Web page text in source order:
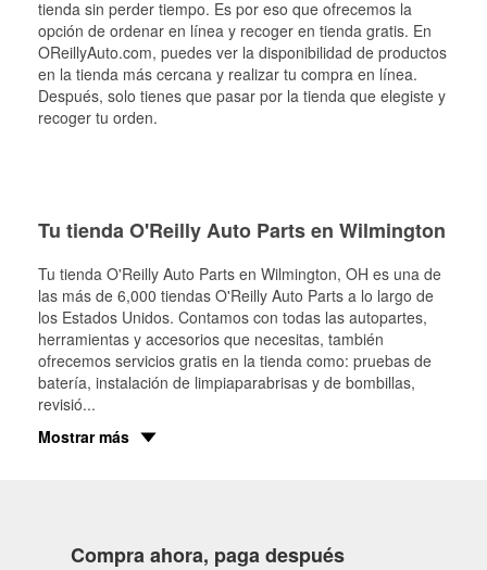
tienda sin perder tiempo. Es por eso que ofrecemos la
opción de ordenar en línea y recoger en tienda gratis. En
OReillyAuto.com, puedes ver la disponibilidad de productos
en la tienda más cercana y realizar tu compra en línea.
Después, solo tienes que pasar por la tienda que elegiste y
recoger tu orden.
Tu tienda O'Reilly Auto Parts en Wilmington
Tu tienda O'Reilly Auto Parts en Wilmington, OH es una de
las más de 6,000 tiendas O'Reilly Auto Parts a lo largo de
los Estados Unidos. Contamos con todas las autopartes,
herramientas y accesorios que necesitas, también
ofrecemos servicios gratis en la tienda como: pruebas de
batería, instalación de limpiaparabrisas y de bombillas,
revisió...
Mostrar más
Compra ahora, paga después